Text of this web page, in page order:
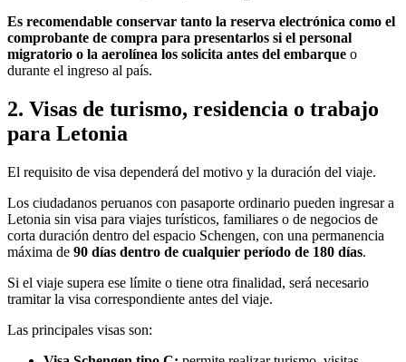
Es recomendable conservar tanto la reserva electrónica como el
comprobante de compra para presentarlos si el personal
migratorio o la aerolínea los solicita antes del embarque o
durante el ingreso al país.
2. Visas de turismo, residencia o trabajo
para Letonia
El requisito de visa dependerá del motivo y la duración del viaje.
Los ciudadanos peruanos con pasaporte ordinario pueden ingresar a
Letonia sin visa para viajes turísticos, familiares o de negocios de
corta duración dentro del espacio Schengen, con una permanencia
máxima de 90 días dentro de cualquier período de 180 días.
Si el viaje supera ese límite o tiene otra finalidad, será necesario
tramitar la visa correspondiente antes del viaje.
Las principales visas son: